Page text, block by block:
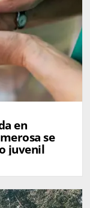
en
se
juvenil